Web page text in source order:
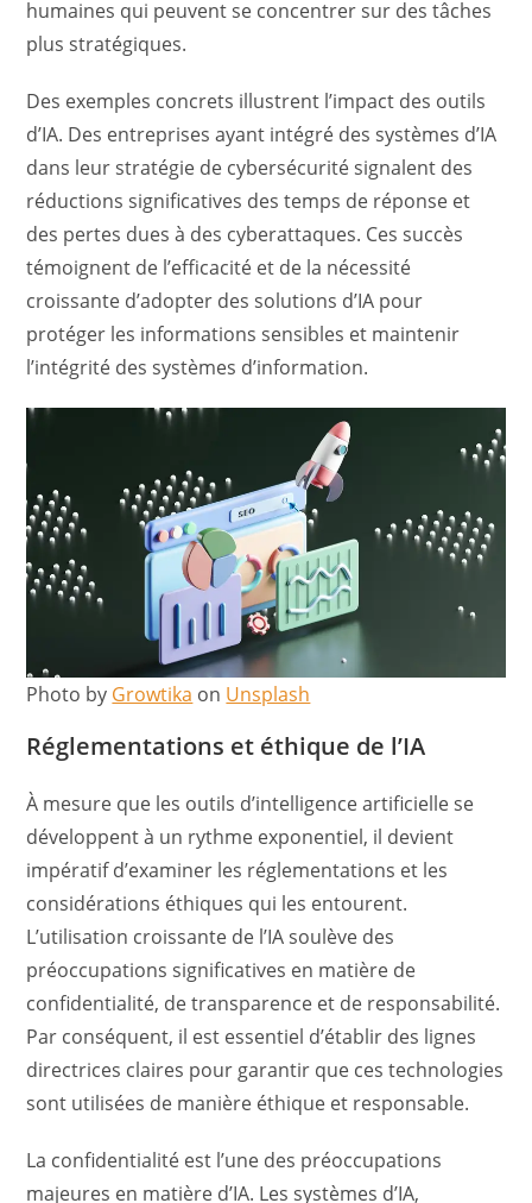
humaines qui peuvent se concentrer sur des tâches
plus stratégiques.
Des exemples concrets illustrent l’impact des outils
d’IA. Des entreprises ayant intégré des systèmes d’IA
dans leur stratégie de cybersécurité signalent des
réductions significatives des temps de réponse et
des pertes dues à des cyberattaques. Ces succès
témoignent de l’efficacité et de la nécessité
croissante d’adopter des solutions d’IA pour
protéger les informations sensibles et maintenir
l’intégrité des systèmes d’information.
Photo by Growtika on Unsplash
Réglementations et éthique de l’IA
À mesure que les outils d’intelligence artificielle se
développent à un rythme exponentiel, il devient
impératif d’examiner les réglementations et les
considérations éthiques qui les entourent.
L’utilisation croissante de l’IA soulève des
préoccupations significatives en matière de
confidentialité, de transparence et de responsabilité.
Par conséquent, il est essentiel d’établir des lignes
directrices claires pour garantir que ces technologies
sont utilisées de manière éthique et responsable.
La confidentialité est l’une des préoccupations
majeures en matière d’IA. Les systèmes d’IA,